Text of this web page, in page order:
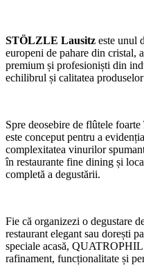
STÖLZLE Lausitz este unul
europeni de pahare din cristal,
premium și profesioniști din
echilibrul și calitatea produselor
Spre deosebire de flûtele
este conceput pentru a
complexitatea vinurilor
în restaurante fine dining și
completă a degustării.
Fie că organizezi o degustare
restaurant elegant sau dorești
speciale acasă,
rafinament, funcționalitate și